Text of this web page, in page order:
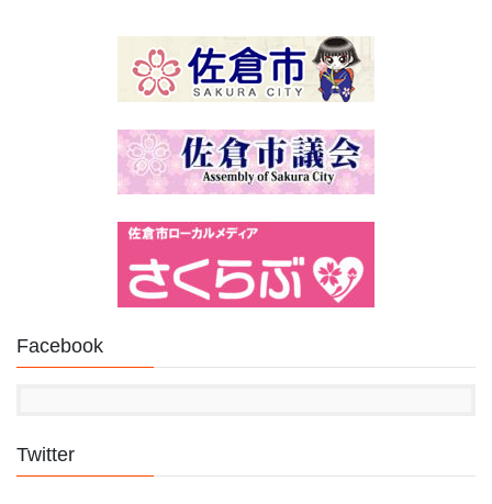
Facebook
Twitter